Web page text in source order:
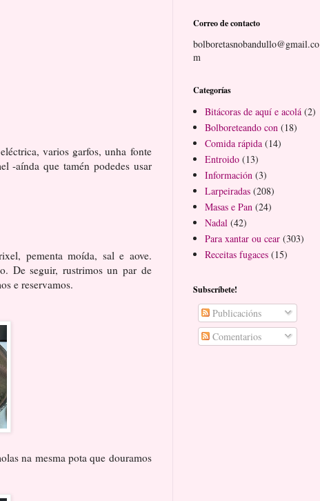
varios garfos, unha fonte
-aínda que tamén podedes usar
pementa moída, sal e aove.
De seguir, rustrimos un par de
e reservamos.
na mesma pota que douramos
Correo de contacto
bolboretasnobandullo@gmail.co
m
Categorías
Bitácoras de aquí e acolá (2)
Bolboreteando con (18)
Comida rápida (14)
Entroido (13)
Información (3)
Larpeiradas (208)
Masas e Pan (24)
Nadal (42)
Para xantar ou cear (303)
Receitas fugaces (15)
Subscríbete!
Publicacións
Comentarios